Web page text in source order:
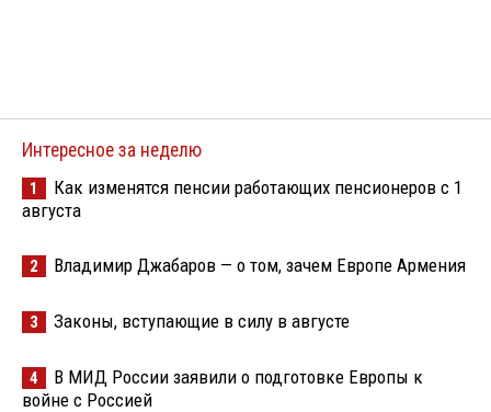
Интересное за неделю
1
Как изменятся пенсии работающих пенсионеров с 1
августа
2 Владимир Джабаров — о том, зачем Европе Армения
3 Законы, вступающие в силу в августе
4
В МИД России заявили о подготовке Европы к
войне с Россией